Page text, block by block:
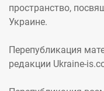
пространство,
Украине.
Перепубликация
редакции Ukraine-